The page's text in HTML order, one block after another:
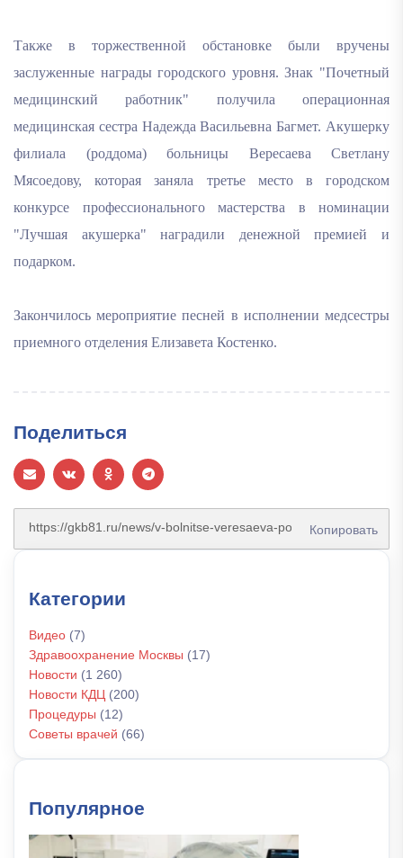
Также в торжественной обстановке были вручены
заслуженные награды городского уровня. Знак "Почетный
медицинский работник" получила операционная
медицинская сестра Надежда Васильевна Багмет. Акушерку
филиала (роддома) больницы Вересаева Светлану
Мясоедову, которая заняла третье место в городском
конкурсе профессионального мастерства в номинации
"Лучшая акушерка" наградили денежной премией и
подарком.
Закончилось мероприятие песней в исполнении медсестры
приемного отделения Елизавета Костенко.
Поделиться
Копировать
Категории
Видео (7)
Здравоохранение Москвы (17)
Новости (1 260)
Новости КДЦ (200)
Процедуры (12)
Советы врачей (66)
Популярное